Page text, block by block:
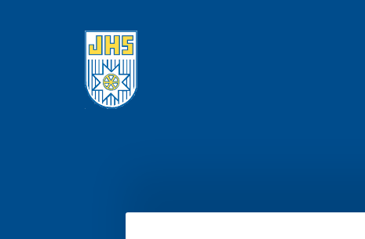
Jyväskylän Hiihtoseura ry